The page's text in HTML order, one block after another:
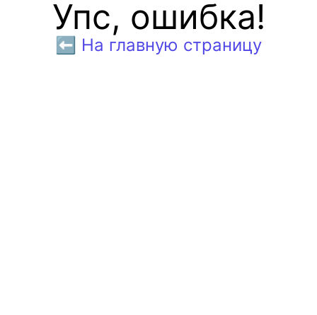
Упс, ошибка!
⬅️ На главную страницу